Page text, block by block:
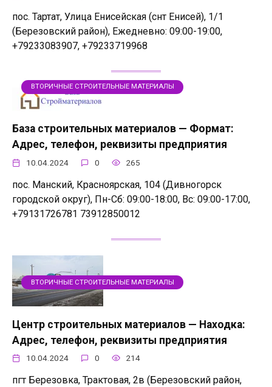
пос. Тартат, Улица Енисейская (снт Енисей), 1/1
(Березовский район), Ежедневно: 09:00-19:00,
+79233083907, +79233719968
ВТОРИЧНЫЕ СТРОИТЕЛЬНЫЕ МАТЕРИАЛЫ
База строительных материалов — Формат:
Адрес, телефон, реквизиты предприятия
10.04.2024 0 265
пос. Манский, Красноярская, 104 (Дивногорск
городской округ), Пн-Сб: 09:00-18:00, Вс: 09:00-17:00,
+79131726781 73912850012
ВТОРИЧНЫЕ СТРОИТЕЛЬНЫЕ МАТЕРИАЛЫ
Центр строительных материалов — Находка:
Адрес, телефон, реквизиты предприятия
10.04.2024 0 214
пгт Березовка, Трактовая, 2в (Березовский район,